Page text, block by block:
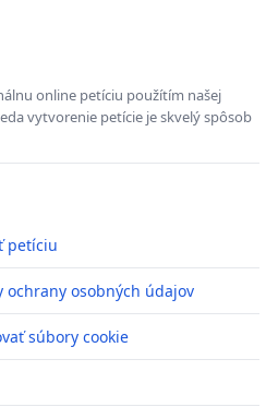
online petíciu použítím našej
vytvorenie petície je skvelý spôsob
petíciu
ochrany osobných údajov
súbory cookie